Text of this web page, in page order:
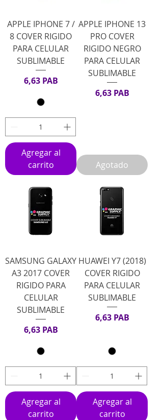
APPLE IPHONE 7 /
8 COVER RIGIDO
PARA CELULAR
SUBLIMABLE
Precio
6,63 PAB
Agregar al
carrito
APPLE IPHONE 13
PRO COVER
RIGIDO NEGRO
PARA CELULAR
SUBLIMABLE
Precio
6,63 PAB
Agotado
SAMSUNG GALAXY
A3 2017 COVER
RIGIDO PARA
CELULAR
SUBLIMABLE
Precio
6,63 PAB
Agregar al
carrito
HUAWEI Y7 (2018)
COVER RIGIDO
PARA CELULAR
SUBLIMABLE
Precio
6,63 PAB
Agregar al
carrito